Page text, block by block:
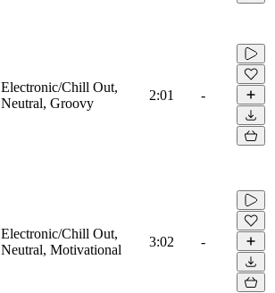
Electronic/Chill Out,
Neutral, Groovy
2:01 -
Electronic/Chill Out,
Neutral, Motivational
3:02 -